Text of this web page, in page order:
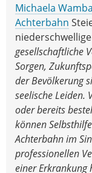
Michaela
Achterbahn
gesellschaftliche
Sorgen,
der Bevölkerung
seelische Leiden.
oder bereits
können
Achterbahn im
professionellen
einer Erkrankung